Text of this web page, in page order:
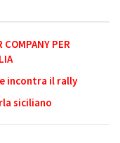
COMPANY PER
incontra il rally
siciliano